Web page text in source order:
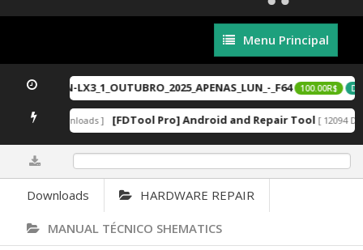
Menu
Principal
Menu Principal
LX3_1_OUTUBRO_2025_APENAS_LUN_-_F64 100.00R$
[ 12929 Downloads ] [FDTool Pro] Android and Repair Tool [ 12094
Downloads HARDWARE REPAIR
MANUAL TÉCNICO SHEMATICS